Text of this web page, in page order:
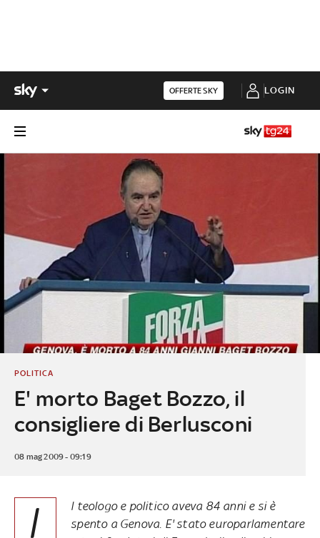
OFFERTE SKY LOGIN
E' morto Baget Bozzo, il
consigliere di Berlusconi
POLITICA
08 mag 2009 - 09:19
I
l teologo e politico aveva 84 anni e si è
spento a Genova. E' stato europarlamentare